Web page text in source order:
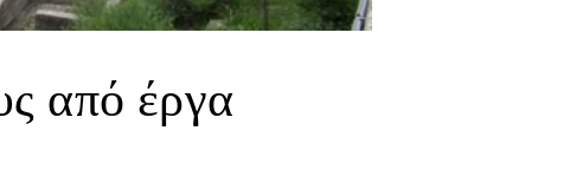
από έργα